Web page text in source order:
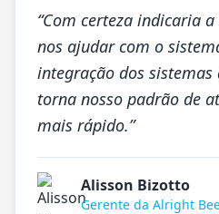
“Com certeza indicaria
nos ajudar com o
integração dos
torna nosso padrão de
mais rápido.”
Alisson Bizotto
Gerente da Alright